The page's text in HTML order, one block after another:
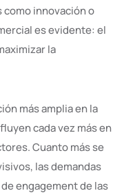
como innovación o
es evidente: el
la
más amplia en la
cada vez más en
Cuanto más se
las demandas
engagement de las